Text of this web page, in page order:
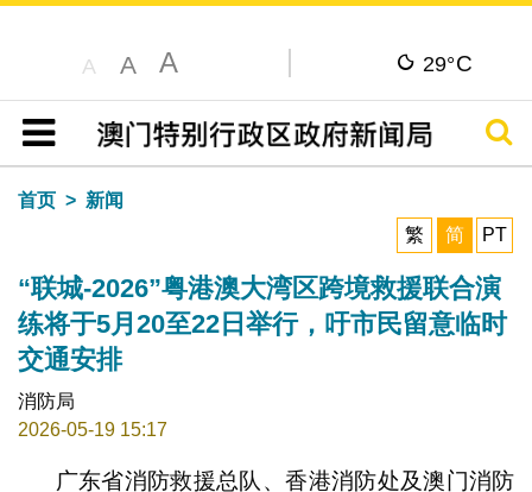
A A A 29°C
目录
搜寻
首页
新闻
繁
简 PT
“联城-2026”粤港澳大湾区跨境救援联合演
练将于5月20至22日举行，吁市民留意临时
交通安排
消防局
2026-05-19 15:17
广东省消防救援总队、香港消防处及澳门消防